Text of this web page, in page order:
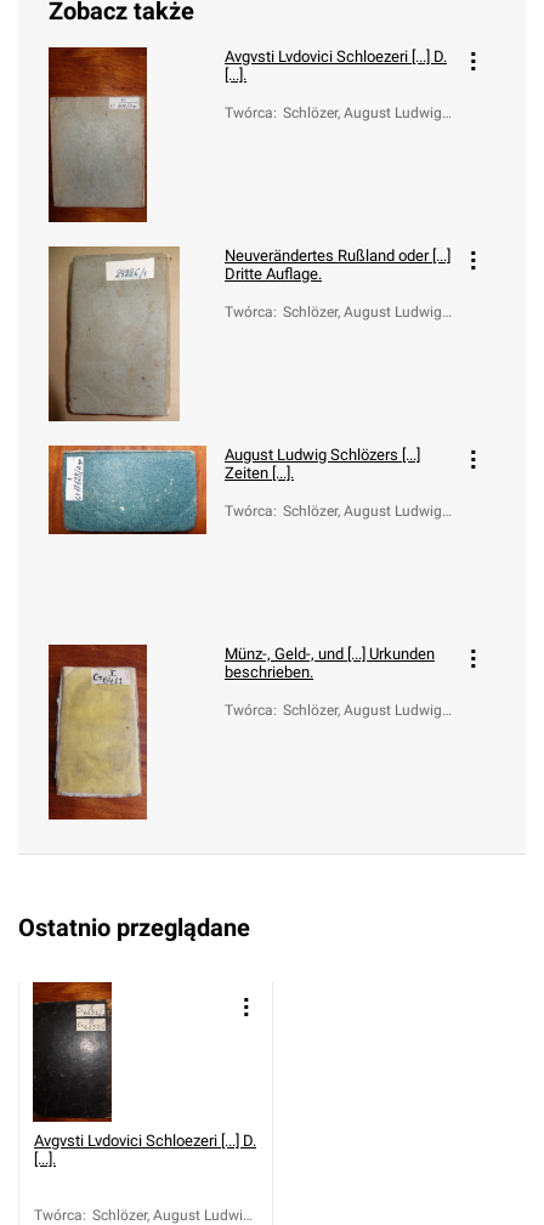
Zobacz także
Avgvsti Lvdovici Schloezeri [...] D.
[...].
Twórca: Schlözer, August Ludwig v
Neuverändertes Rußland oder [...]
Dritte Auflage.
Twórca: Schlözer, August Ludwig v
August Ludwig Schlözers [...]
Zeiten [...].
Twórca: Schlözer, August Ludwig v
Münz-, Geld-, und [...] Urkunden
beschrieben.
Twórca: Schlözer, August Ludwig v
Ostatnio przeglądane
Avgvsti Lvdovici Schloezeri [...] D.
[...].
Twórca: Schlözer, August Ludwig